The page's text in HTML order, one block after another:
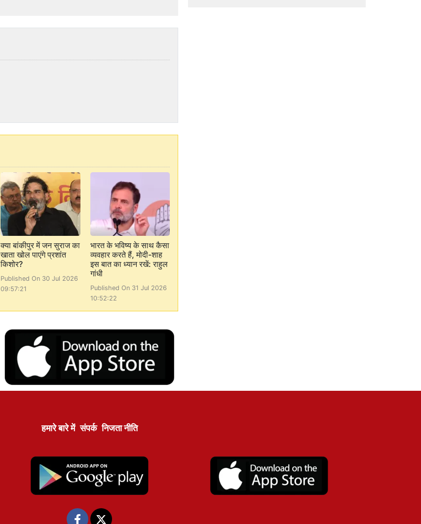
क्या बांकीपुर में जन सुराज का
खाता खोल पाएंगे प्रशांत
किशोर?
Published On 30 Jul 2026
09:57:21
भारत के भविष्य के साथ कैसा
व्यवहार करते हैं, मोदी-शाह
इस बात का ध्यान रखें: राहुल
गांधी
Published On 31 Jul 2026
10:52:22
हमारे बारे में संपर्क निजता नीति